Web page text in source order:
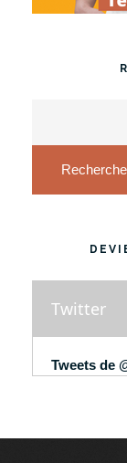
Twitter
Tweets de